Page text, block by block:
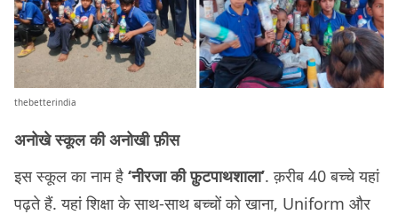
thebetterindia
अनोखे स्कूल की अनोखी फ़ीस
इस स्कूल का नाम है ‘नीरजा की फ़ुटपाथशाला’. क़रीब 40 बच्चे यहां
पढ़ते हैं. यहां शिक्षा के साथ-साथ बच्चों को खाना, Uniform और